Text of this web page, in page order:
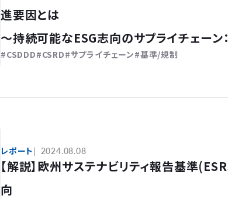
進要因とは
〜持続可能なESG志向のサプライチェーン
スの戦略的必須条件〜
CSDDD CSRD サプライチェーン 基準/規制
レポート 2024.08.08
【解説】欧州サステナビリティ報告基準
向